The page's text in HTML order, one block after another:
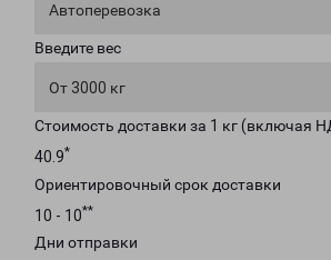
Автоперевозка
Введите вес
От 3000 кг
Стоимость доставки за 1 кг (включая
40.9*
Ориентировочный срок доставки
10 - 10**
Дни отправки